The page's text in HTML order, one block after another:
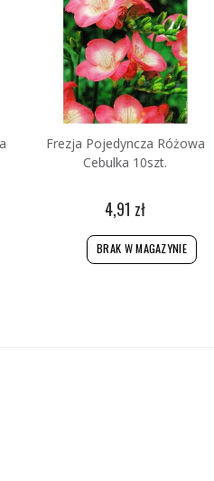
Frezja Pojedyncza Różowa
Cebulka 10szt.
4,91 zł
BRAK W MAGAZYNIE